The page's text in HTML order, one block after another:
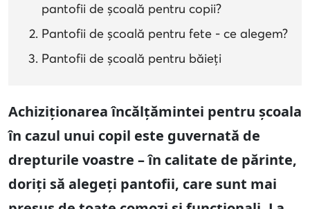
pantofii de școală pentru copii?
Pantofii de școală pentru fete - ce alegem?
Pantofii de școală pentru băieți
Achiziționarea încălțămintei pentru școala
în cazul unui copil este guvernată de
drepturile voastre – în calitate de părinte,
doriți să alegeți pantofii, care sunt mai